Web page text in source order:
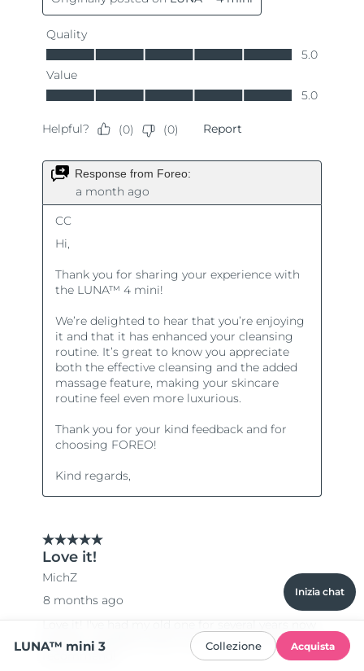
Inizia chat
LUNA™ mini 3 Collezione Acquista